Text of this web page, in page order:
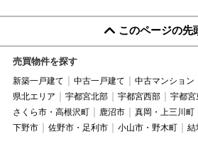
このページの先
売買物件を探す
新築一戸建て 中古一戸建て 中古マンション
県北エリア
宇都宮北部 宇都宮西部 宇都宮
さくら市・高根沢町
鹿沼市 真岡・上三川町
下野市
佐野市・足利市 小山市・野木町 結